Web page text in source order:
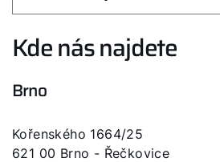
Kde nás najdete
Brno
Kořenského 1664/25
621 00 Brno - Řečkovice